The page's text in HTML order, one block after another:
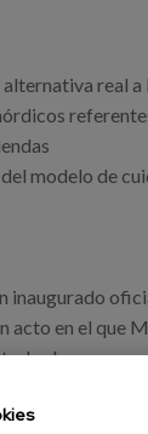
real
modelo de
inaugurado
acto en el que
las
proyecto.